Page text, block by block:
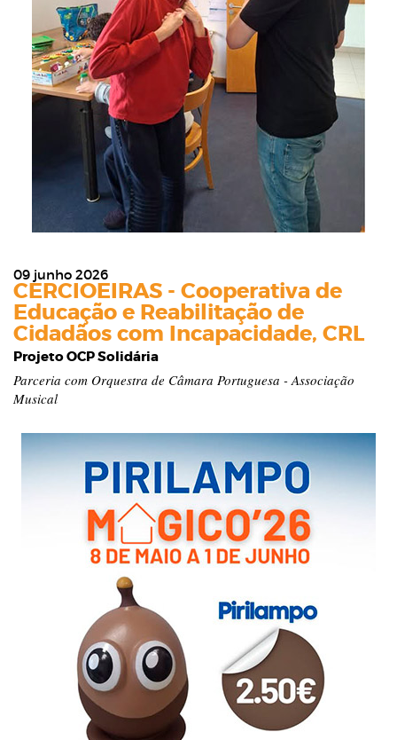
09 junho 2026
CERCIOEIRAS - Cooperativa de
Educação e Reabilitação de
Cidadãos com Incapacidade, CRL
Projeto OCP Solidária
Parceria com Orquestra de Câmara Portuguesa - Associação
Musical